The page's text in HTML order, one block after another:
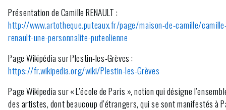
Présentation de Camille RENAULT :
http://www.artotheque.puteaux.fr/page/maison-de-camille/
renault-une-personnalite-puteolienne
Page Wikipédia sur Plestin-les-Grèves :
https://fr.wikipedia.org/wiki/Plestin-les-Grèves
Page Wikipedia sur « L’école de Paris », notion qui désigne
des artistes, dont beaucoup d’étrangers, qui se sont manifestés à